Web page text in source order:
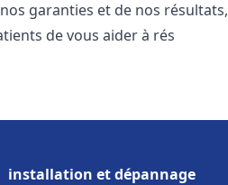
garanties et de nos résultats,
de vous aider à rés
installation et dépannage